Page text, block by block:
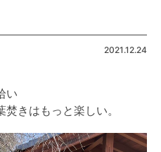
2021.12.24
い
きはもっと楽しい。